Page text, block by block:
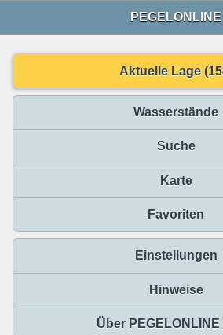
PEGELONLINE
Aktuelle Lage
Wasserstände
Suche
Karte
Favoriten
Einstellungen
Hinweise
Über PEGELONLINE